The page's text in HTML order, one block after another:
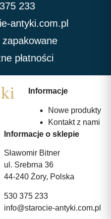
233
antyki.com.pl
płatności
Informacje
Nowe produkty
Kontakt z nami
Informacje o sklepie
Sławomir Bitner
ul. Srebrna 36
44-240 Żory, Polska
530 375 233
info@starocie-antyki.com.pl